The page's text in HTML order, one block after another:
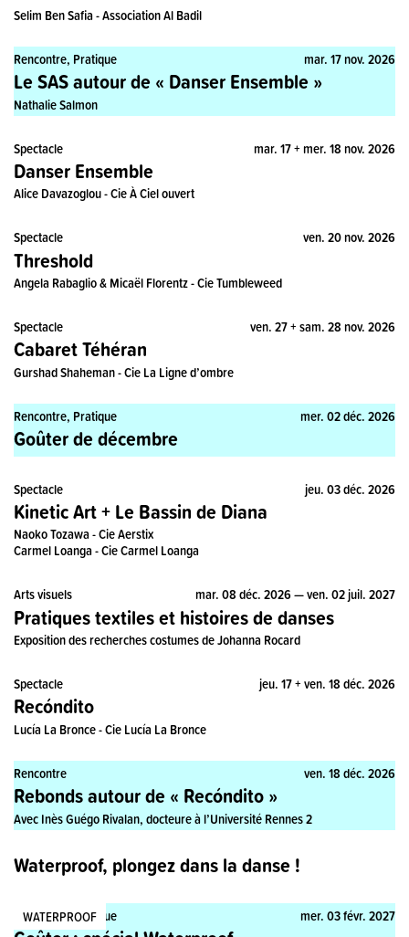
Selim Ben Safia - Association Al Badil
Rencontre, Pratique mar. 17 nov. 2026
Le SAS autour de « Danser Ensemble »
Nathalie Salmon
Spectacle mar. 17 + mer. 18 nov. 2026
Danser Ensemble
Alice Davazoglou - Cie À Ciel ouvert
Spectacle ven. 20 nov. 2026
Threshold
Angela Rabaglio & Micaël Florentz - Cie Tumbleweed
Spectacle ven. 27 + sam. 28 nov. 2026
Cabaret Téhéran
Gurshad Shaheman - Cie La Ligne d’ombre
Rencontre, Pratique mer. 02 déc. 2026
Goûter de décembre
Spectacle jeu. 03 déc. 2026
Kinetic Art + Le Bassin de Diana
Naoko Tozawa - Cie Aerstix
Carmel Loanga - Cie Carmel Loanga
Arts visuels mar. 08 déc. 2026 — ven. 02 juil. 2027
Pratiques textiles et histoires de danses
Exposition des recherches costumes de Johanna Rocard
Spectacle jeu. 17 + ven. 18 déc. 2026
Recóndito
Lucía La Bronce - Cie Lucía La Bronce
Rencontre ven. 18 déc. 2026
Rebonds autour de « Recóndito »
Avec Inès Guégo Rivalan, docteure à l’Université Rennes 2
Waterproof, plongez dans la danse !
WATERPROOF
Rencontre, Pratique mer. 03 févr. 2027